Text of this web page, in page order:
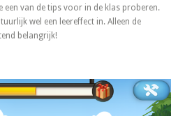
een van de tips voor in de klas proberen.
wel een leereffect in. Alleen de
belangrijk!